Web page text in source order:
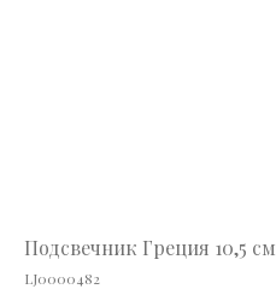
Подсвечник Греция 10,5 см
LJ0000482